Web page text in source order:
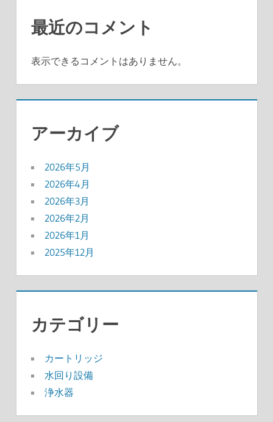
最近のコメント
表示できるコメントはありません。
アーカイブ
2026年5月
2026年4月
2026年3月
2026年2月
2026年1月
2025年12月
カテゴリー
カートリッジ
水回り設備
浄水器